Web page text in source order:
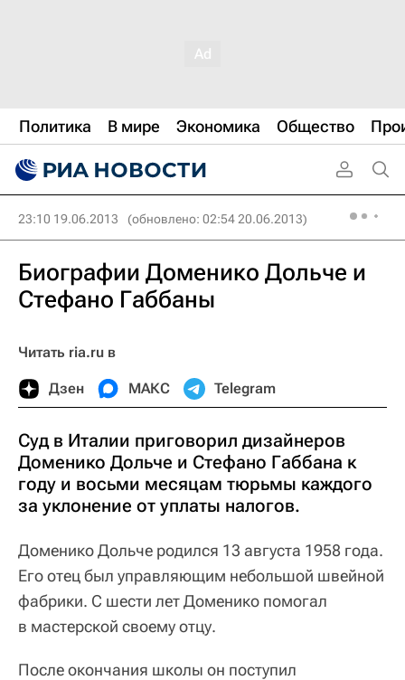
Политика В мире Экономика Общество
23:10 19.06.2013 (обновлено: 02:54 20.06.2013)
Биографии Доменико Дольче и
Стефано Габбаны
Читать ria.ru в
Дзен МАКС Telegram
Суд в Италии приговорил дизайнеров
Доменико Дольче и Стефано Габбана к
году и восьми месяцам тюрьмы каждого
за уклонение от уплаты налогов.
Доменико Дольче родился 13 августа 1958 года.
Его отец был управляющим небольшой швейной
фабрики. С шести лет Доменико помогал
в мастерской своему отцу.
После окончания школы он поступил